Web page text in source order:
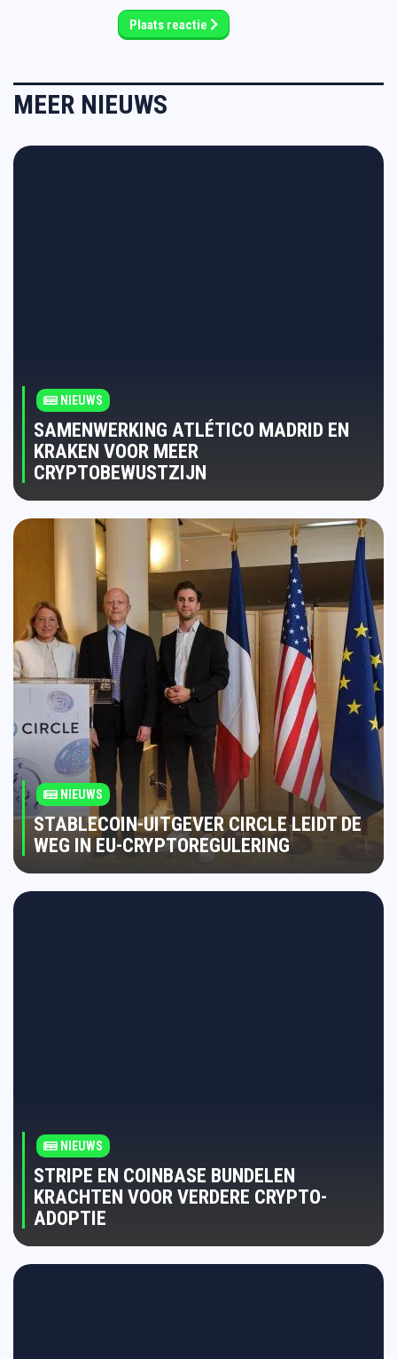
Plaats reactie
MEER NIEUWS
NIEUWS
SAMENWERKING ATLÉTICO MADRID EN
KRAKEN VOOR MEER
CRYPTOBEWUSTZIJN
NIEUWS
STABLECOIN-UITGEVER CIRCLE LEIDT DE
WEG IN EU-CRYPTOREGULERING
NIEUWS
STRIPE EN COINBASE BUNDELEN
KRACHTEN VOOR VERDERE CRYPTO-
ADOPTIE